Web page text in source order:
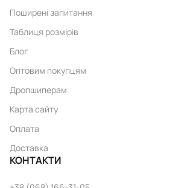
Поширені запитання
Таблиця розмірів
Блог
Оптовим покупцям
Дропшиперам
Карта сайту
Оплата
Доставка
КОНТАКТИ